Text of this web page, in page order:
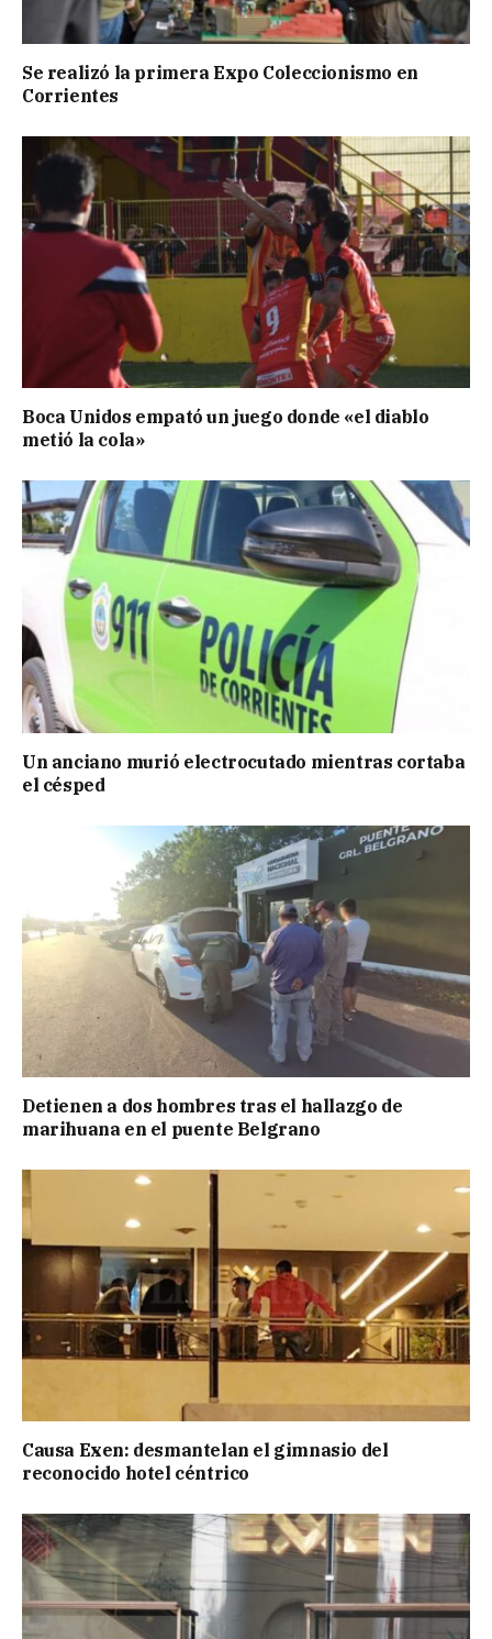
Se realizó la primera Expo Coleccionismo en
Corrientes
Boca Unidos empató un juego donde «el diablo
metió la cola»
Un anciano murió electrocutado mientras cortaba
el césped
Detienen a dos hombres tras el hallazgo de
marihuana en el puente Belgrano
Causa Exen: desmantelan el gimnasio del
reconocido hotel céntrico